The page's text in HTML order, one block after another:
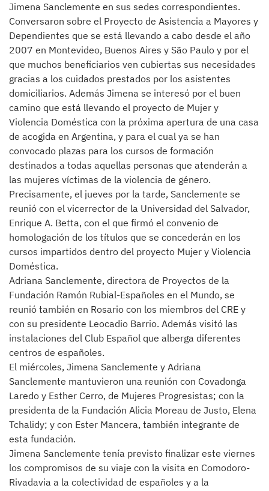
Jimena Sanclemente en sus sedes correspondientes.
Conversaron sobre el Proyecto de Asistencia a Mayores y
Dependientes que se está llevando a cabo desde el año
2007 en Montevideo, Buenos Aires y São Paulo y por el
que muchos beneficiarios ven cubiertas sus necesidades
gracias a los cuidados prestados por los asistentes
domiciliarios. Además Jimena se interesó por el buen
camino que está llevando el proyecto de Mujer y
Violencia Doméstica con la próxima apertura de una casa
de acogida en Argentina, y para el cual ya se han
convocado plazas para los cursos de formación
destinados a todas aquellas personas que atenderán a
las mujeres víctimas de la violencia de género.
Precisamente, el jueves por la tarde, Sanclemente se
reunió con el vicerrector de la Universidad del Salvador,
Enrique A. Betta, con el que firmó el convenio de
homologación de los títulos que se concederán en los
cursos impartidos dentro del proyecto Mujer y Violencia
Doméstica.
Adriana Sanclemente, directora de Proyectos de la
Fundación Ramón Rubial-Españoles en el Mundo, se
reunió también en Rosario con los miembros del CRE y
con su presidente Leocadio Barrio. Además visitó las
instalaciones del Club Español que alberga diferentes
centros de españoles.
El miércoles, Jimena Sanclemente y Adriana
Sanclemente mantuvieron una reunión con Covadonga
Laredo y Esther Cerro, de Mujeres Progresistas; con la
presidenta de la Fundación Alicia Moreau de Justo, Elena
Tchalidy; y con Ester Mancera, también integrante de
esta fundación.
Jimena Sanclemente tenía previsto finalizar este viernes
los compromisos de su viaje con la visita en Comodoro-
Rivadavia a la colectividad de españoles y a la